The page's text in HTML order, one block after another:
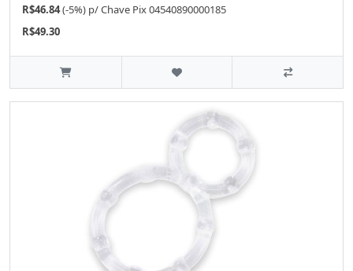
R$46.84(-5%) p/Chave Pix 04540890000185
R$49.30